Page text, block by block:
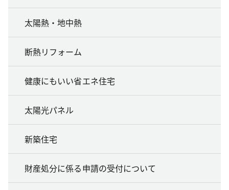
太陽熱・地中熱
断熱リフォーム
健康にもいい省エネ住宅
太陽光パネル
新築住宅
財産処分に係る申請の受付について